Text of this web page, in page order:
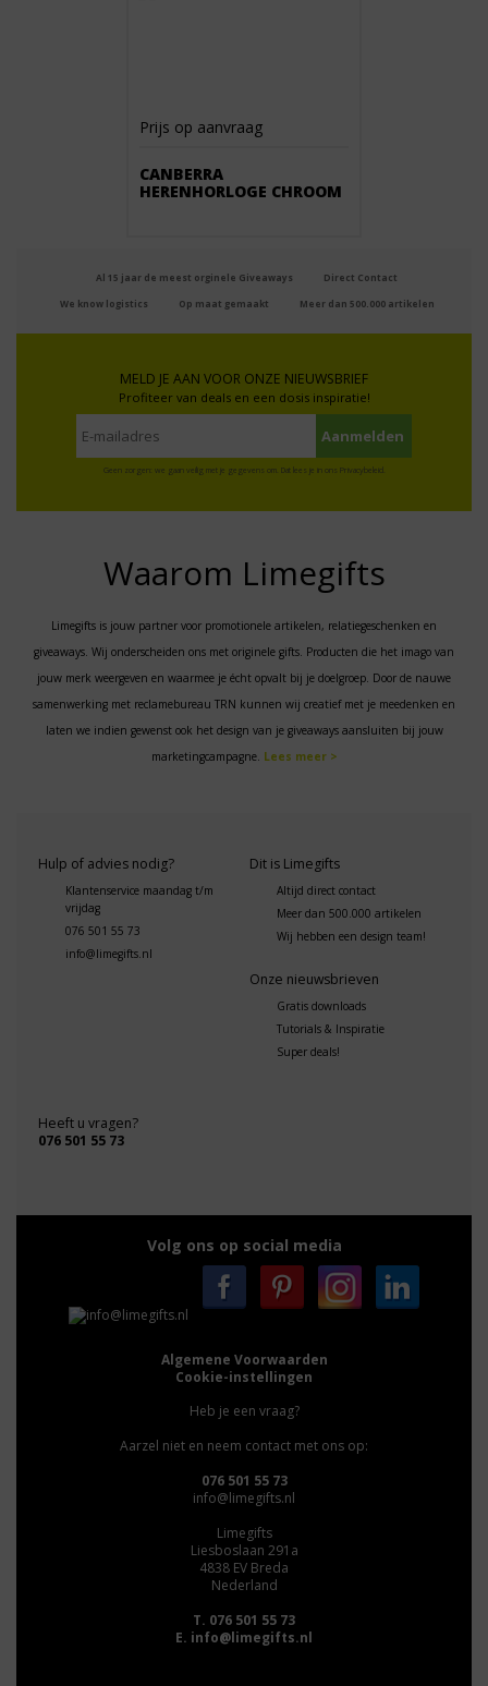
Prijs op aanvraag
CANBERRA
HERENHORLOGE CHROOM
Al 15 jaar de meest orginele Giveaways Direct Contact
We know logistics Op maat gemaakt Meer dan 500.000 artikelen
MELD JE AAN VOOR ONZE NIEUWSBRIEF
Profiteer van deals en een dosis inspiratie!
Geen zorgen: we gaan veilig met je gegevens om. Dat lees je in ons Privacybeleid.
Waarom Limegifts
Limegifts is jouw partner voor promotionele artikelen, relatiegeschenken en
giveaways. Wij onderscheiden ons met originele gifts. Producten die het imago van
jouw merk weergeven en waarmee je écht opvalt bij je doelgroep. Door de nauwe
samenwerking met reclamebureau TRN kunnen wij creatief met je meedenken en
laten we indien gewenst ook het design van je giveaways aansluiten bij jouw
marketingcampagne. Lees meer >
Hulp of advies nodig?
Klantenservice maandag t/m
vrijdag
076 501 55 73
info@limegifts.nl
Dit is Limegifts
Altijd direct contact
Meer dan 500.000 artikelen
Wij hebben een design team!
Onze nieuwsbrieven
Gratis downloads
Tutorials & Inspiratie
Super deals!
Heeft u vragen?
076 501 55 73
Volg ons op social media
Algemene Voorwaarden
Cookie-instellingen
Heb je een vraag?
Aarzel niet en neem contact met ons op:
076 501 55 73
info@limegifts.nl
Limegifts
Liesboslaan 291a
4838 EV Breda
Nederland
T. 076 501 55 73
E. info@limegifts.nl